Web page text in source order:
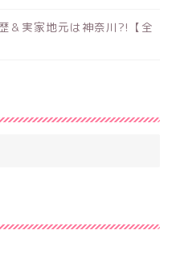
＆実家地元は神奈川?!【全